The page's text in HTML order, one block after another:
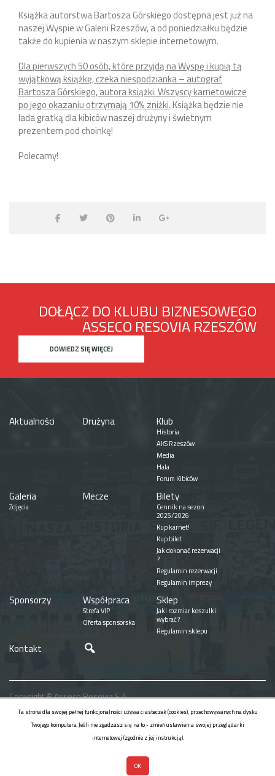
Książka autorstwa Bartosza Górskiego dostępna jest już na
naszej Wyspie w Galerii Rzeszów, a od poniedziałku będzie
także do kupienia w naszym sklepie internetowym.
Dla pierwszych 50 osób, które przyjdą na Wyspę i kupią tą
wyjątkową książkę, czeka niespodzianka – autograf
Bartosza Górskiego, autora książki. Wszyscy karnetowicze
po jego okazaniu otrzymają 10% zniżki.Książka będzie nie
lada gratką dla kibiców naszej drużyny i świetnym
prezentem pod choinkę!
Polecamy!
DOŁĄCZ DO KLUBU BIZNESOWEGO
ASSECO RESOVIA RZESZÓW
DOWIEDZ SIĘ WIĘCEJ
Aktualności Drużyna Klub
Historia
AKS Rzeszów
Media
Hala
Forum Kibiców
Galeria
Zdjęcia
Mecze Bilety
Cennik na sezon
2025/2026
Kup karnet!
Kup bilet
Jak dokonać rezerwacji
?
Regulamin rezerwacji
Regulamin imprezy
Sponsorzy Współpraca
Strefa VIP
Oferta sponsorska
Sklep
Jaki rozmiar koszulki
wybrać?
Regulamin sklepu
Kontakt
Copyright © Asseco Resovia S.A.
Realizacja
Ta strona dla swojej pełnej funkcjonalności używa ciasteczek (cookies), przechowywanych na dysku
Twojego komputera. Jeśli nie zgadzasz się na to - zmień ustawienia swojej przeglądarki
internetowej (zgodnie z jej instrukcją).
OK